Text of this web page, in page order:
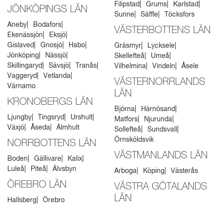
JÖNKÖPINGS LÄN
Aneby
Bodafors
Ekenässjön
Eksjö
Gislaved
Gnosjö
Habo
Jönköping
Nässjö
Skillingaryd
Sävsjö
Tranås
Vaggeryd
Vetlanda
Värnamo
KRONOBERGS LÄN
Ljungby Tingsryd
Urshult
Växjö
Åseda Älmhult
NORRBOTTENS LÄN
Boden Gällivare
Kalix
Luleå
Piteå Älvsbyn
ÖREBRO LÄN
Hallsberg Örebro
Filipstad Grums
Karlstad
Sunne
Säffle Töcksfors
VÄSTERBOTTENS LÄN
Gräsmyr
Lycksele
Skellefteå
Umeå
Vilhelmina
Vindeln Åsele
VÄSTERNORRLANDS
LÄN
Björna
Härnösand
Matfors
Njurunda
Sollefteå
Sundsvall
Örnsköldsvik
VÄSTMANLANDS LÄN
Arboga Köping Västerås
VÄSTRA GÖTALANDS
LÄN